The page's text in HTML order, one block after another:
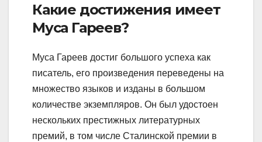
Какие достижения имеет
Муса Гареев?
Муса Гареев достиг большого успеха как
писатель, его произведения переведены на
множество языков и изданы в большом
количестве экземпляров. Он был удостоен
нескольких престижных литературных
премий, в том числе Сталинской премии в